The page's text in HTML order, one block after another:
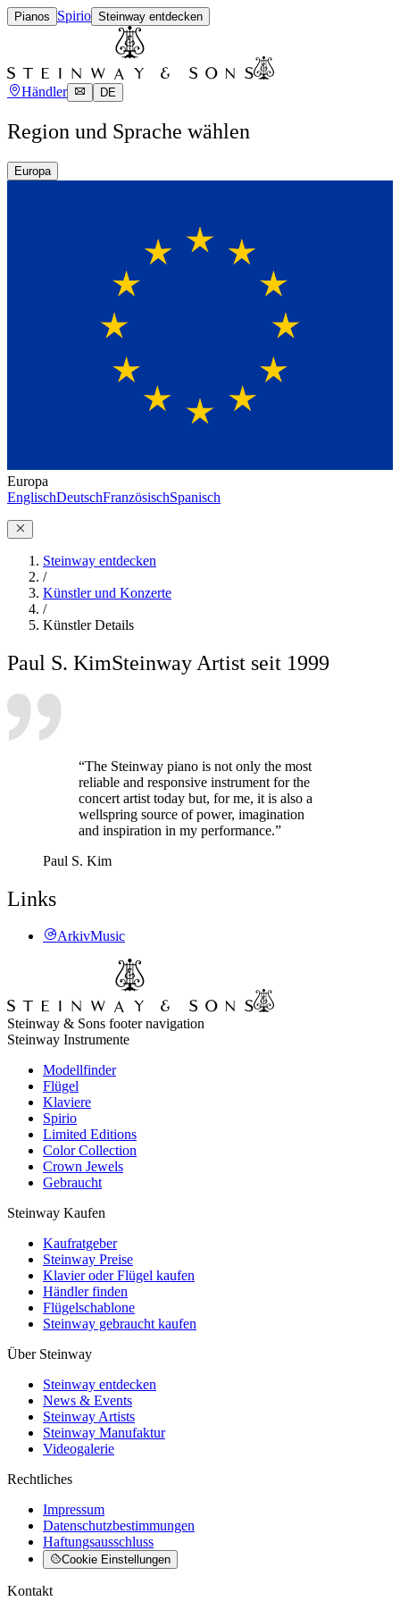
Pianos Spirio Steinway entdecken
Händler DE
Region und Sprache wählen
Europa
Europa
EnglischDeutschFranzösischSpanisch
Steinway entdecken
/
Künstler und Konzerte
/
Künstler Details
Paul S. KimSteinway Artist seit 1999
“The Steinway piano is not only the most
reliable and responsive instrument for the
concert artist today but, for me, it is also a
wellspring source of power, imagination
and inspiration in my performance.”
Paul S. Kim
Links
ArkivMusic
Steinway & Sons footer navigation
Steinway Instrumente
Modellfinder
Flügel
Klaviere
Spirio
Limited Editions
Color Collection
Crown Jewels
Gebraucht
Steinway Kaufen
Kaufratgeber
Steinway Preise
Klavier oder Flügel kaufen
Händler finden
Flügelschablone
Steinway gebraucht kaufen
Über Steinway
Steinway entdecken
News & Events
Steinway Artists
Steinway Manufaktur
Videogalerie
Rechtliches
Impressum
Datenschutzbestimmungen
Haftungsausschluss
Cookie Einstellungen
Kontakt